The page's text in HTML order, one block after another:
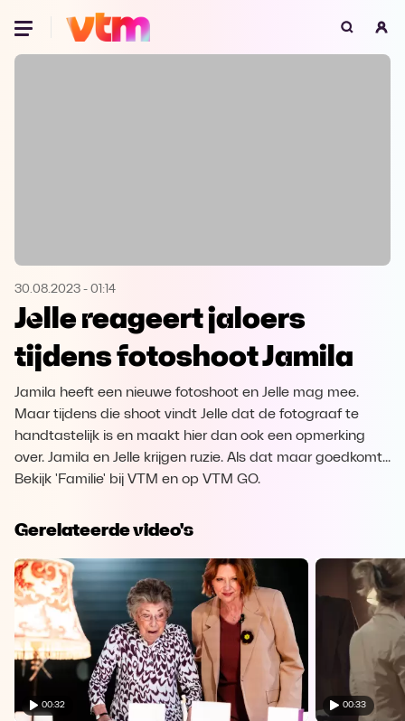
Oeps, browser niet ondersteund
Microsoft Edge Download
Opera Download
30.08.2023 - 01:14
Jelle reageert jaloers
tijdens fotoshoot Jamila
Jamila heeft een nieuwe fotoshoot en Jelle mag mee.
Maar tijdens die shoot vindt Jelle dat de fotograaf te
handtastelijk is en maakt hier dan ook een opmerking
over. Jamila en Jelle krijgen ruzie. Als dat maar goedkomt...
Bekijk 'Familie' bij VTM en op VTM GO.
Gerelateerde video's
00:32 00:33